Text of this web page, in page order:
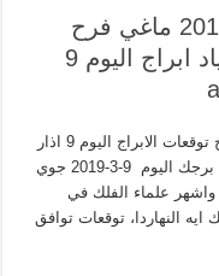
حظك اليوم السبت 9 مارس 2019 ماغي فرح
برجك اليوم 9-3-2019 جوي عياد ابراج اليوم 9
حظك اليوم السبت 9 مارس 2019 ، ماغي فرح توقعات الابراج اليوم 9 اذار
2019 ، abraj توقعات ابراج اليوم وحظك اليوم برجك اليوم 9-3-2019 جوي
علماء الفلك في
النهاردا، توقعات توافق